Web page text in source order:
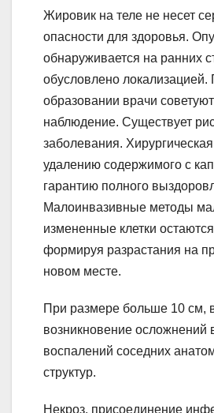
Жировик на теле не несет
опасности для здоровья.
обнаруживается на ранних
обусловлено
образовании врачи
наблюдение. Существует
заболевания.
удалению содержимого с
гарантию полного
Малоинвазивные методы
измененные клетки
формируя разрастания на
новом месте.
При размере больше 10 см,
возникновение осложнений
воспалений соседних
структур.
Некроз, присоединение